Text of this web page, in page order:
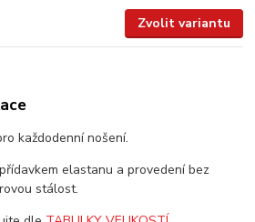
Zvolit variantu
každodenní nošení.
elastanu a provedení bez
stálost.